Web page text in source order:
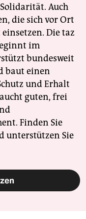
Auch
die sich vor Ort
Die taz
im
bundesweit
baut einen
und Erhalt
guten, frei
Finden Sie
unterstützen Sie